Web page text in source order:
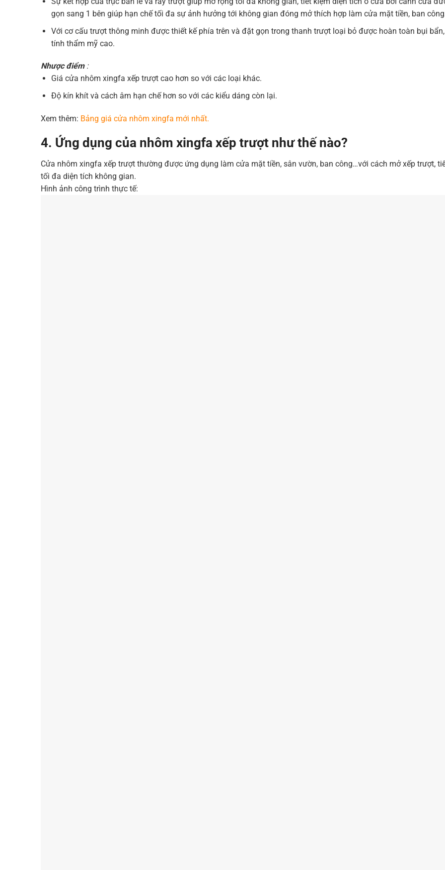
gọn sang 1 bên giúp hạn chế tối đa sự ảnh hưởng tới không gian đóng mở thích hợp làm cửa mặt tiền, ban
Với cơ cấu trượt thông minh được thiết kế phía trên và đặt gọn trong thanh trượt loại bỏ được hoàn toàn bụi
tính thẩm mỹ cao.
Nhược điểm:
Giá cửa nhôm xingfa xếp trượt cao hơn so với các loại khác.
Độ kín khít và cách âm hạn chế hơn so với các kiểu dáng còn lại.
Xem thêm: Bảng giá cửa nhôm xingfa mới nhất.
4. Ứng dụng của nhôm xingfa xếp trượt như thế nào?
Cửa nhôm xingfa xếp trượt thường được ứng dụng làm cửa mặt tiền, sân vườn, ban công…với cách mở xếp trượt,
tối đa diện tích không gian.
Hình ảnh công trình thực tế: